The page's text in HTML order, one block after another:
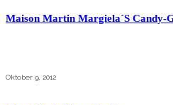
Maison Martin Margiela´s Candy-
Oktober 9, 2012